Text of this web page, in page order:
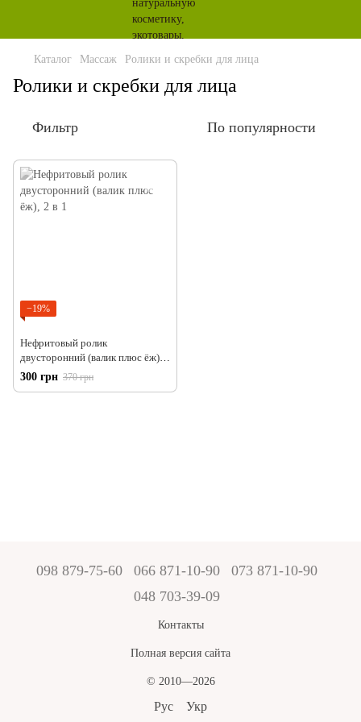
Каталог Массаж Ролики и скребки для лица
Ролики и скребки для лица
Фильтр По популярности
−19%
Нефритовый ролик
двусторонний (валик плюс ёж), 2
в 1
300 грн 370 грн
098 879-75-60 066 871-10-90
073 871-10-90
048 703-39-09
Контакты
Полная версия сайта
© 2010—2026
Рус Укр